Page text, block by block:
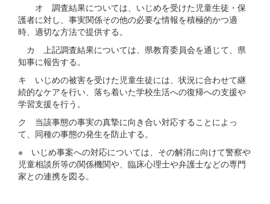
オ 調査結果については、いじめを受けた児童生徒・保
護者に対し、事実関係その他の必要な情報を積極的かつ適
時、適切な方法で提供する。
カ 上記調査結果については、県教育委員会を通じて、県
知事に報告する。
キ いじめの被害を受けた児童生徒には、状況に合わせて継
続的なケアを行い、落ち着いた学校生活への復帰への支援や
学習支援を行う。
ク 当該事態の事実の真摯に向き合い対応することによっ
て、同種の事態の発生を防止する。
※ いじめ事案への対応については、その解消に向けて警察や
児童相談所等の関係機関や、臨床心理士や弁護士などの専門
家との連携を図る。